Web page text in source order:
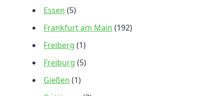
Essen (5)
Frankfurt am Main (192)
Freiberg (1)
Freiburg (5)
Gießen (1)